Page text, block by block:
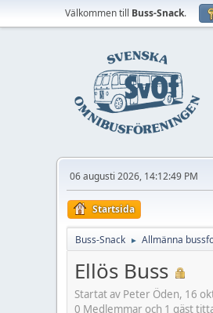
Välkommen till Buss-Snack.
06 augusti 2026, 14:12:49 PM
Startsida
Buss-Snack ► Allmänna
Ellös Buss
Startat av Peter Öden, 16
0 Medlemmar och 1 gäst